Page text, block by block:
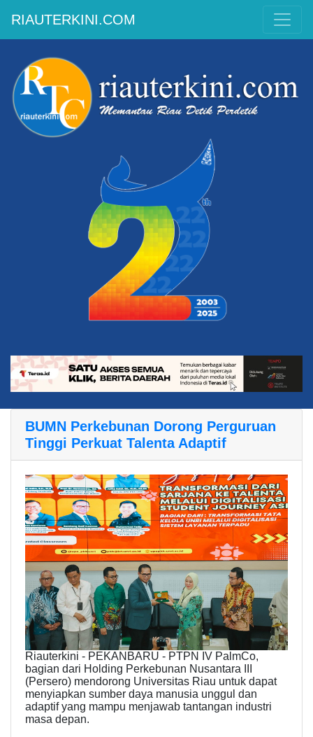
RIAUTERKINI.COM
BUMN Perkebunan Dorong Perguruan
Tinggi Perkuat Talenta Adaptif
Riauterkini - PEKANBARU - PTPN IV PalmCo,
bagian dari Holding Perkebunan Nusantara III
(Persero) mendorong Universitas Riau untuk dapat
menyiapkan sumber daya manusia unggul dan
adaptif yang mampu menjawab tantangan industri
masa depan.